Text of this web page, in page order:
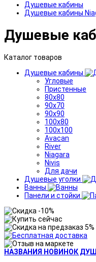
Душевые кабины
Душевые кабины
Душевые
Каталог товаров
Душевые кабины
Угловые
Пристенные
80x80
90x70
90x90
100x80
100x100
Avacan
River
Niagara
Nivis
Для дачи
Душевые уголки
Ванны
Панели и стойки
НАЗВАНИЯ НОВИНОК